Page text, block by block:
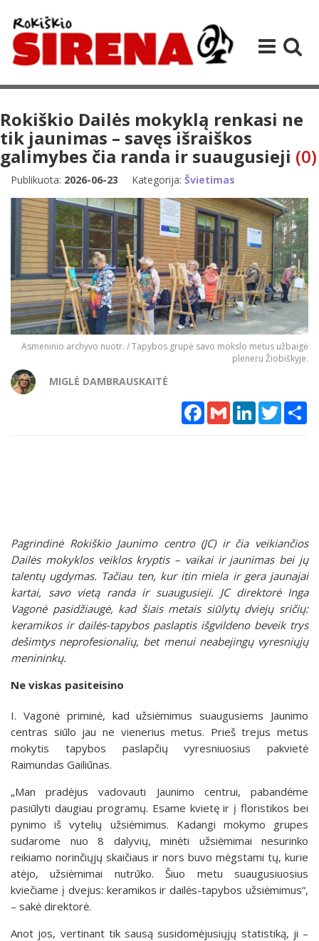
Rokiškio Dailės mokyklą renkasi ne
tik jaunimas – savęs išraiškos
galimybes čia randa ir suaugusieji (0)
Publikuota: 2026-06-23 Kategorija: Švietimas
Asmeninio archyvo nuotr. / Tapybos grupė savo mokslo metus užbaigė
pleneru Žiobiškyje.
MIGLĖ DAMBRAUSKAITĖ
Facebook
Gmail LinkedInTwitter
Pagrindinė Rokiškio Jaunimo centro (JC) ir čia veikiančios
Dailės mokyklos veiklos kryptis – vaikai ir jaunimas bei jų
talentų ugdymas. Tačiau ten, kur itin miela ir gera jaunajai
kartai, savo vietą randa ir suaugusieji. JC direktorė Inga
Vagonė pasidžiaugė, kad šiais metais siūlytų dviejų sričių:
keramikos ir dailės-tapybos paslaptis išgvildeno beveik trys
dešimtys neprofesionalių, bet menui neabejingų vyresniųjų
menininkų.
Ne viskas pasiteisino
I. Vagonė priminė, kad užsiėmimus suaugusiems Jaunimo
centras siūlo jau ne vienerius metus. Prieš trejus metus
mokytis tapybos paslapčių vyresniuosius pakvietė
Raimundas Gailiūnas.
„Man pradėjus vadovauti Jaunimo centrui, pabandėme
pasiūlyti daugiau programų. Esame kvietę ir į floristikos bei
pynimo iš vytelių užsiėmimus. Kadangi mokymo grupes
sudarome nuo 8 dalyvių, minėti užsiėmimai nesurinko
reikiamo norinčiųjų skaičiaus ir nors buvo mėgstami tų, kurie
atėjo, užsiėmimai nutrūko. Šiuo metu suaugusiuosius
kviečiame į dvejus: keramikos ir dailės-tapybos užsiėmimus“,
– sakė direktorė.
Anot jos, vertinant tik sausą susidomėjusiųjų statistiką, ji –